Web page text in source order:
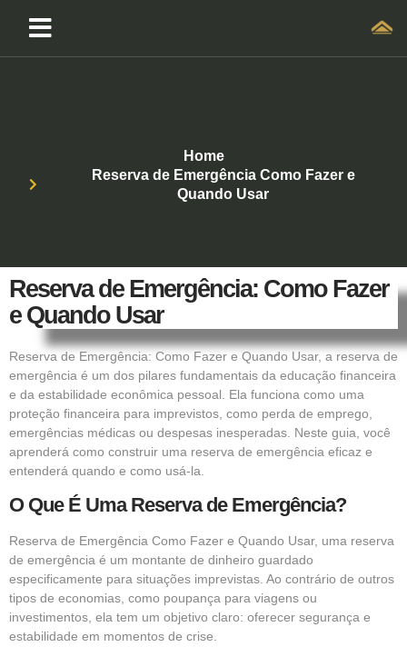
Home
Reserva de Emergência Como Fazer e
Quando Usar
Reserva de Emergência: Como Fazer
e Quando Usar
Reserva de Emergência: Como Fazer e Quando Usar, a reserva de
emergência é um dos pilares fundamentais da educação financeira
e da estabilidade econômica pessoal. Ela funciona como uma
proteção financeira para imprevistos, como perda de emprego,
emergências médicas ou despesas inesperadas. Neste guia, você
aprenderá como construir uma reserva de emergência eficaz e
entenderá quando e como usá-la.
O Que É Uma Reserva de Emergência?
Reserva de Emergência Como Fazer e Quando Usar, uma reserva
de emergência é um montante de dinheiro guardado
especificamente para situações imprevistas. Ao contrário de outros
tipos de economias, como poupança para viagens ou
investimentos, ela tem um objetivo claro: oferecer segurança e
estabilidade em momentos de crise.